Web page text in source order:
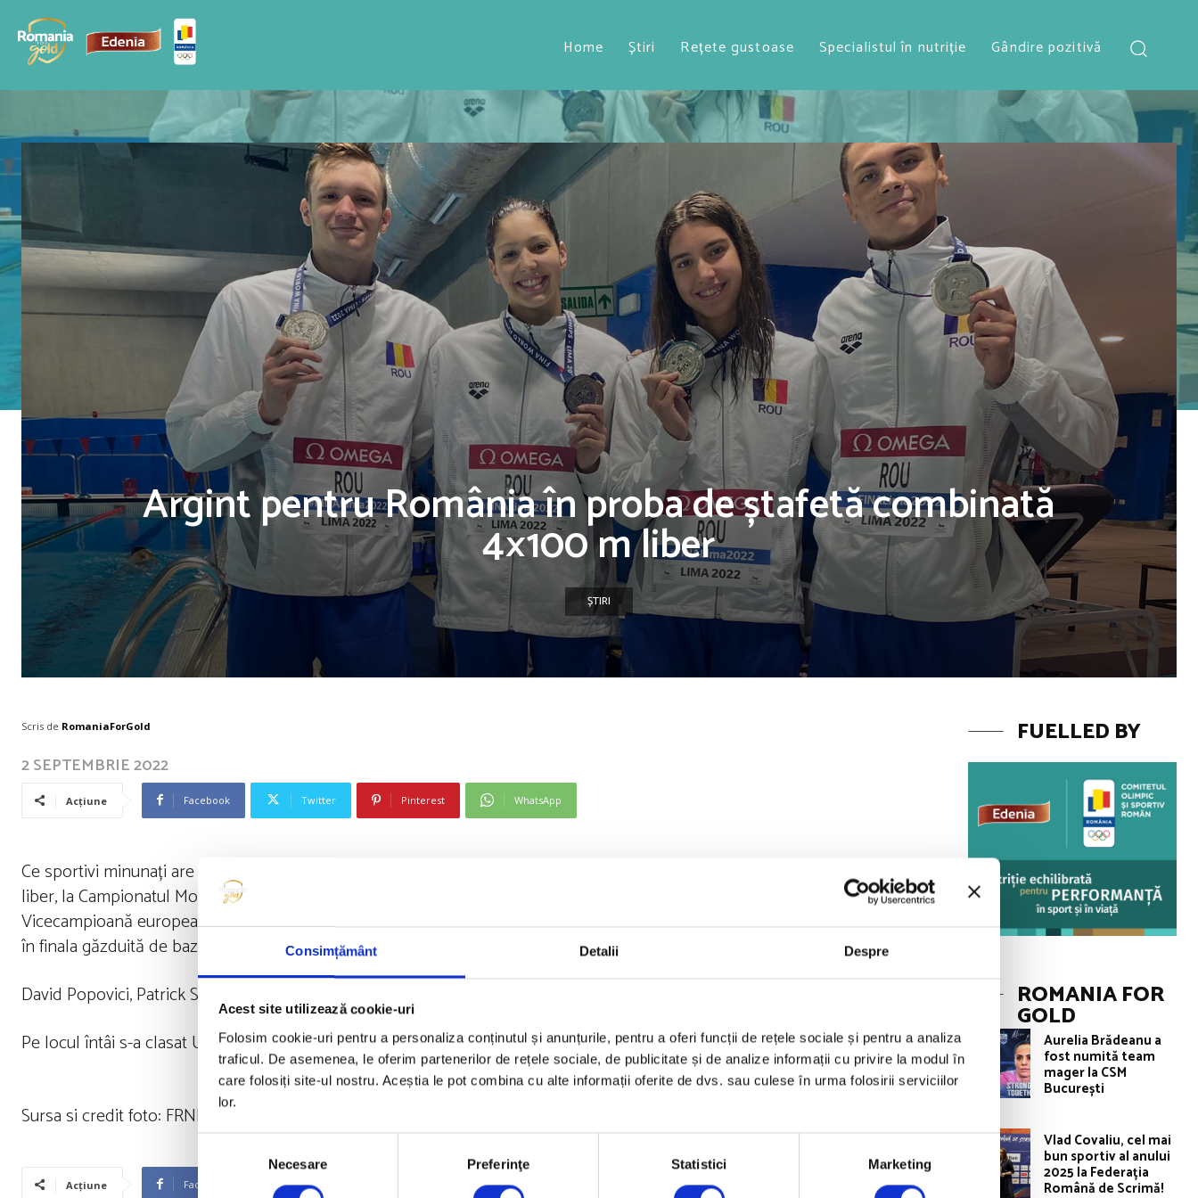
Consimțământ Detalii Despre
Acest site utilizează cookie-uri
Folosim cookie-uri pentru a personaliza conținutul și anunțurile, pentru a oferi funcții de rețele sociale și pentru a analiza
traficul. De asemenea, le oferim partenerilor de rețele sociale, de publicitate și de analize informații cu privire la modul în
care folosiți site-ul nostru. Aceștia le pot combina cu alte informații oferite de dvs. sau culese în urma folosirii serviciilor
lor.
consimțământului
Necesare Preferinţe Statistici Marketing
Home Știri Rețete gustoase Specialistul în nutriție Gândire pozitivă
Argint pentru România în proba de ștafetă combinată
4×100 m liber
ȘTIRI
Scris de RomaniaForGold
2 SEPTEMBRIE 2022
Acțiune Facebook Twitter Pinterest WhatsApp
Ce sportivi minunați are natația românească! România a cucerit medalia de argint în proba de ștafetă combinată 4×100 m
liber, la Campionatul Mondial de înot pentru juniori de la Lima.
Vicecampioană europeană de juniori, în această vară, chiar la Otopeni, ștafeta combinată a României a ocupat locul al doilea
în finala găzduită de bazinul olimpic din incinta Videna Aquatic Center din Lima.
David Popovici, Patrick Sebastian Dinu, Bianca Costea și Rebecca Diaconescu au încheiat cursa cu timpul de 3:30.39 min.
Pe locul întâi s-a clasat Ungaria, iar pe poziția a treia a terminat Italia.
Sursa si credit foto: FRNPM
Acțiune Facebook Twitter WhatsApp
FUELLED BY
ROMANIA FOR
GOLD
Aurelia Brădeanu a
fost numită team
mager la CSM
București
Vlad Covaliu, cel mai
bun sportiv al anului
2025 la Federația
Română de Scrimă!